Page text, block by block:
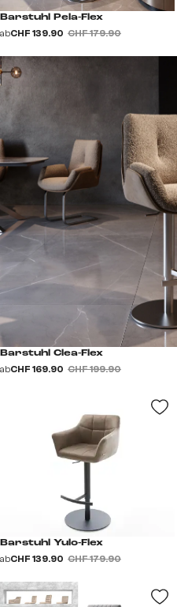
Barstuhl Clea-Flex
abCHF 169.90 CHF 199.90
Barstuhl Pela-Flex
abCHF 139.90 CHF 179.90
Barstuhl Yulo-Flex
abCHF 139.90 CHF 179.90